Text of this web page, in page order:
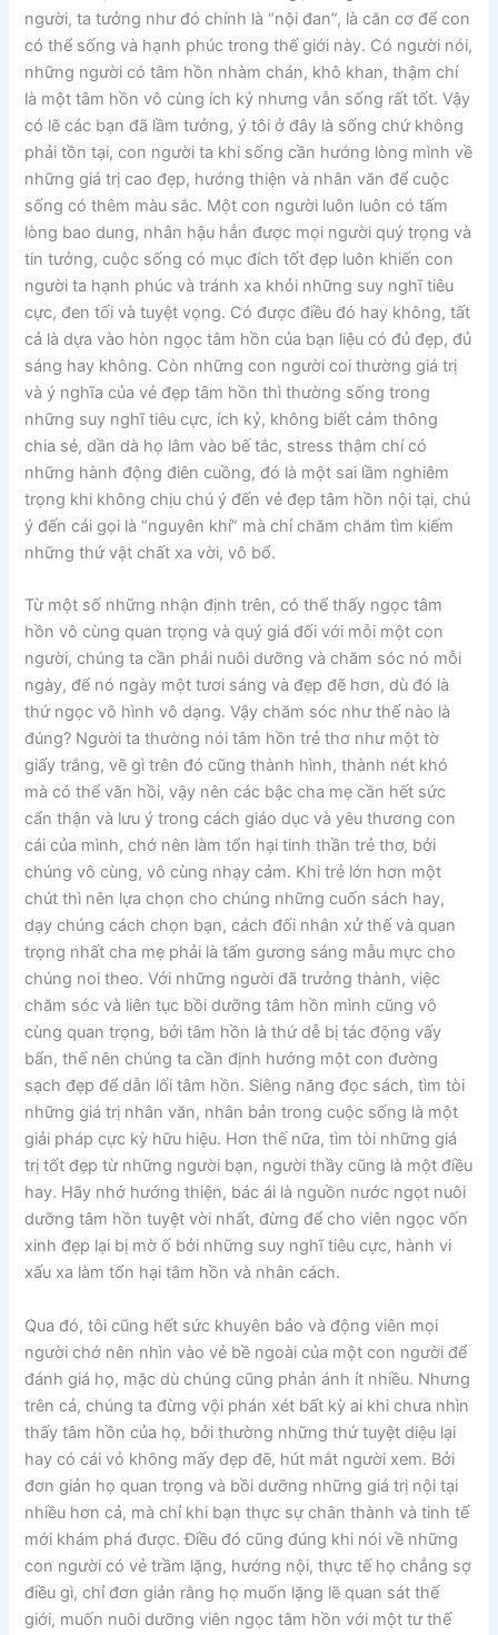
người, ta tưởng như đó chính là “nội đan”, là căn cơ để con
có thể sống và hạnh phúc trong thế giới này. Có người nói,
những người có tâm hồn nhàm chán, khô khan, thậm chí
là một tâm hồn vô cùng ích kỷ nhưng vẫn sống rất tốt. Vậy
có lẽ các bạn đã lầm tưởng, ý tôi ở đây là sống chứ không
phải tồn tại, con người ta khi sống cần hướng lòng mình về
những giá trị cao đẹp, hướng thiện và nhân văn để cuộc
sống có thêm màu sắc. Một con người luôn luôn có tấm
lòng bao dung, nhân hậu hẳn được mọi người quý trọng và
tin tưởng, cuộc sống có mục đích tốt đẹp luôn khiến con
người ta hạnh phúc và tránh xa khỏi những suy nghĩ tiêu
cực, đen tối và tuyệt vọng. Có được điều đó hay không, tất
cả là dựa vào hòn ngọc tâm hồn của bạn liệu có đủ đẹp, đủ
sáng hay không. Còn những con người coi thường giá trị
và ý nghĩa của vẻ đẹp tâm hồn thì thường sống trong
những suy nghĩ tiêu cực, ích kỷ, không biết cảm thông
chia sẻ, dần dà họ lâm vào bế tắc, stress thậm chí có
những hành động điên cuồng, đó là một sai lầm nghiêm
trọng khi không chịu chú ý đến vẻ đẹp tâm hồn nội tại, chú
ý đến cái gọi là “nguyên khí” mà chỉ chăm chăm tìm kiếm
những thứ vật chất xa vời, vô bổ.
Từ một số những nhận định trên, có thể thấy ngọc tâm
hồn vô cùng quan trọng và quý giá đối với mỗi một con
người, chúng ta cần phải nuôi dưỡng và chăm sóc nó mỗi
ngày, để nó ngày một tươi sáng và đẹp đẽ hơn, dù đó là
thứ ngọc vô hình vô dạng. Vậy chăm sóc như thế nào là
đúng? Người ta thường nói tâm hồn trẻ thơ như một tờ
giấy trắng, vẽ gì trên đó cũng thành hình, thành nét khó
mà có thể vãn hồi, vậy nên các bậc cha mẹ cần hết sức
cẩn thận và lưu ý trong cách giáo dục và yêu thương con
cái của mình, chớ nên làm tổn hại tinh thần trẻ thơ, bởi
chúng vô cùng, vô cùng nhạy cảm. Khi trẻ lớn hơn một
chút thì nên lựa chọn cho chúng những cuốn sách hay,
dạy chúng cách chọn bạn, cách đối nhân xử thế và quan
trọng nhất cha mẹ phải là tấm gương sáng mẫu mực cho
chúng noi theo. Với những người đã trưởng thành, việc
chăm sóc và liên tục bồi dưỡng tâm hồn mình cũng vô
cùng quan trọng, bởi tâm hồn là thứ dễ bị tác động vấy
bẩn, thế nên chúng ta cần định hướng một con đường
sạch đẹp để dẫn lối tâm hồn. Siêng năng đọc sách, tìm tòi
những giá trị nhân văn, nhân bản trong cuộc sống là một
giải pháp cực kỳ hữu hiệu. Hơn thế nữa, tìm tòi những giá
trị tốt đẹp từ những người bạn, người thầy cũng là một điều
hay. Hãy nhớ hướng thiện, bác ái là nguồn nước ngọt nuôi
dưỡng tâm hồn tuyệt vời nhất, đừng để cho viên ngọc vốn
xinh đẹp lại bị mờ ố bởi những suy nghĩ tiêu cực, hành vi
xấu xa làm tổn hại tâm hồn và nhân cách.
Qua đó, tôi cũng hết sức khuyên bảo và động viên mọi
người chớ nên nhìn vào vẻ bề ngoài của một con người để
đánh giá họ, mặc dù chúng cũng phản ánh ít nhiều. Nhưng
trên cả, chúng ta đừng vội phán xét bất kỳ ai khi chưa nhìn
thấy tâm hồn của họ, bởi thường những thứ tuyệt diệu lại
hay có cái vỏ không mấy đẹp đẽ, hút mắt người xem. Bởi
đơn giản họ quan trọng và bồi dưỡng những giá trị nội tại
nhiều hơn cả, mà chỉ khi bạn thực sự chân thành và tinh tế
mới khám phá được. Điều đó cũng đúng khi nói về những
con người có vẻ trầm lặng, hướng nội, thực tế họ chẳng sợ
điều gì, chỉ đơn giản rằng họ muốn lặng lẽ quan sát thế
giới, muốn nuôi dưỡng viên ngọc tâm hồn với một tư thế